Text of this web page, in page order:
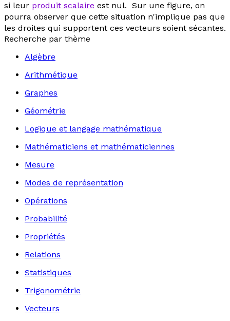
si leur produit scalaire est nul. Sur une figure, on
pourra observer que cette situation n'implique pas que
les droites qui supportent ces vecteurs soient sécantes.
Recherche par thème
Algèbre
Arithmétique
Graphes
Géométrie
Logique et langage mathématique
Mathématiciens et mathématiciennes
Mesure
Modes de représentation
Opérations
Probabilité
Propriétés
Relations
Statistiques
Trigonométrie
Vecteurs